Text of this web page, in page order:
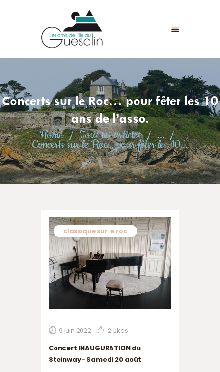
Concerts sur le Roc… pour fêter les 10
ans de l’asso.
Home
Tous les articles ...
Concerts sur le Roc… pour fêter les 10...
LES AMIS DE L'ÎLE DU GUESCLIN
LE FORT ET L’ÎLE
ASSOCIATION
ADHÉSION
ANIMATIONS
ACTUALITÉS
CONTACT
classique sur le roc
9 juin 2022 2 Likes
Concert INAUGURATION du
Steinway– Samedi 20 août